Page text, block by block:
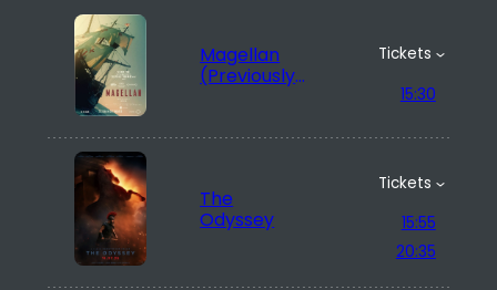
Magellan
(Previously
Tickets
15:30
The
Odyssey
Tickets
15:55
20:35